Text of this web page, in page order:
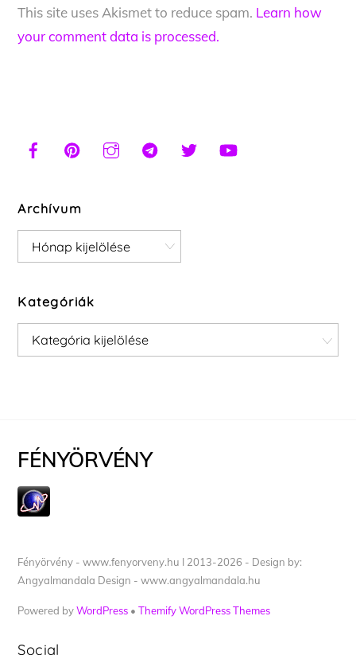
This site uses Akismet to reduce spam. Learn how
your comment data is processed.
Archívum
Archívum
Kategóriák
Kategóriák
FÉNYÖRVÉNY
Fényörvény - www.fenyorveny.hu I 2013-2026 - Design by:
Angyalmandala Design - www.angyalmandala.hu
Powered byWordPress •Themify WordPress Themes
Social